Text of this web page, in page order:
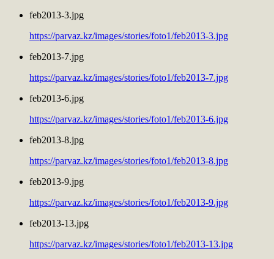
feb2013-3.jpg
https://parvaz.kz/images/stories/foto1/feb2013-3.jpg
feb2013-7.jpg
https://parvaz.kz/images/stories/foto1/feb2013-7.jpg
feb2013-6.jpg
https://parvaz.kz/images/stories/foto1/feb2013-6.jpg
feb2013-8.jpg
https://parvaz.kz/images/stories/foto1/feb2013-8.jpg
feb2013-9.jpg
https://parvaz.kz/images/stories/foto1/feb2013-9.jpg
feb2013-13.jpg
https://parvaz.kz/images/stories/foto1/feb2013-13.jpg